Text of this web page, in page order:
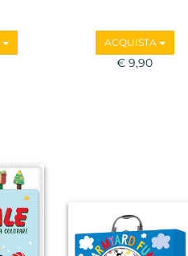
ACQUISTA
€ 9,90